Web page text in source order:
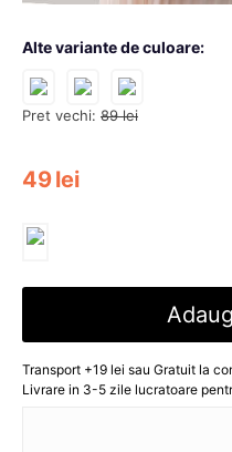
Pret vechi: 89 lei
49lei
Alte variante de culoare:
Transport +19 lei sau Gratuit la
Livrare in 3-5 zile lucratoare